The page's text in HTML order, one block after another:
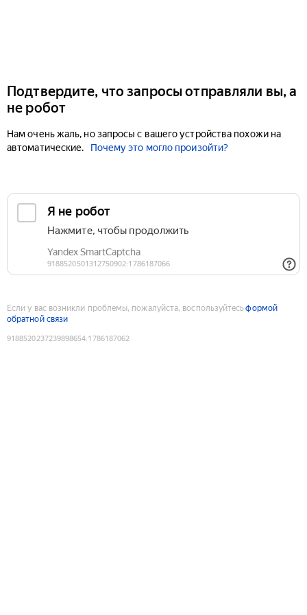
Подтвердите, что запросы отправляли вы, а
не робот
Нам очень жаль, но запросы с вашего устройства похожи на
автоматические.
Почему это могло произойти?
Если у вас возникли проблемы, пожалуйста, воспользуйтесьформой
обратной связи
9188520237239898654:1786187062